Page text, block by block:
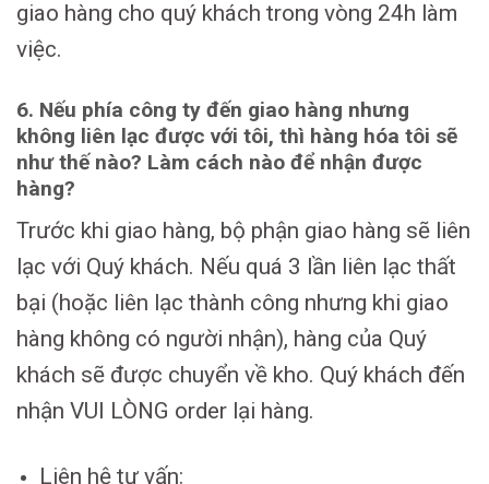
giao hàng cho quý khách trong vòng 24h làm
việc.
6. Nếu phía công ty đến giao hàng nhưng
không liên lạc được với tôi, thì hàng hóa tôi sẽ
như thế nào? Làm cách nào để nhận được
hàng?
Trước khi giao hàng, bộ phận giao hàng sẽ liên
lạc với Quý khách. Nếu quá 3 lần liên lạc thất
bại (hoặc liên lạc thành công nhưng khi giao
hàng không có người nhận), hàng của Quý
khách sẽ được chuyển về kho. Quý khách đến
nhận VUI LÒNG order lại hàng.
Liên hệ tư vấn: